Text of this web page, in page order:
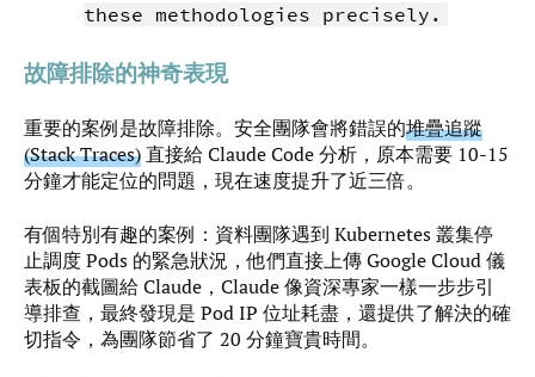
these methodologies precisely.
故障排除的神奇表現
重要的案例是故障排除。安全團隊會將錯誤的堆疊追蹤
(Stack Traces)直接給 Claude Code 分析，原本需要 10-15
分鐘才能定位的問題，現在速度提升了近三倍。
有個特別有趣的案例：資料團隊遇到 Kubernetes 叢集停
止調度 Pods 的緊急狀況，他們直接上傳 Google Cloud 儀
表板的截圖給 Claude，Claude 像資深專家一樣一步步引
導排查，最終發現是 Pod IP 位址耗盡，還提供了解決的確
切指令，為團隊節省了 20 分鐘寶貴時間。